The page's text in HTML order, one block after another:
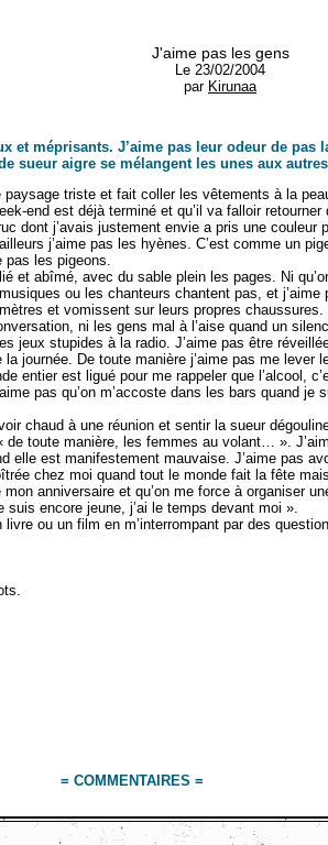
J'aime pas les gens
Le 23/02/2004
par Kirunaa
et méprisants. J’aime pas leur odeur de pas
sueur aigre se mélangent les unes aux
triste et fait coller les vêtements à la
end est déjà terminé et qu’il va falloir retourner
dont j’avais justement envie a pris une couleur
j’aime pas les hyènes. C’est comme un
pas les pigeons.
et abîmé, avec du sable plein les pages. Ni
ou les chanteurs chantent pas, et j’aime
et vomissent sur leurs propres chaussures.
ni les gens mal à l’aise quand un
jeux stupides à la radio. J’aime pas être
journée. De toute manière j’aime pas me lever
entier est ligué pour me rappeler que l’alcool,
pas qu’on m’accoste dans les bars quand je
chaud à une réunion et sentir la sueur
de toute manière, les femmes au volant… ».
elle est manifestement mauvaise. J’aime pas
chez moi quand tout le monde fait la fête
mon anniversaire et qu’on me force à organiser
encore jeune, j’ai le temps devant moi ».
livre ou un film en m’interrompant par des
= COMMENTAIRES =